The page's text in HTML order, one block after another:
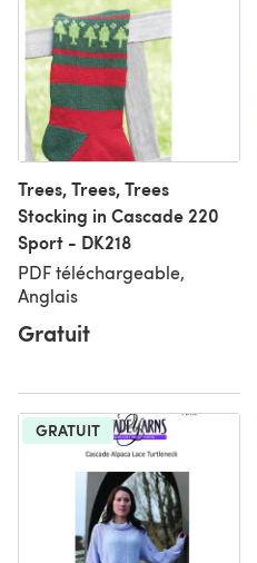
Trees, Trees, Trees
Stocking in Cascade 220
Sport - DK218
PDF téléchargeable,
Anglais
Gratuit
GRATUIT